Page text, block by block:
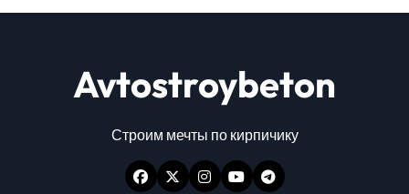
Avtostroybeton
Строим мечты по кирпичику